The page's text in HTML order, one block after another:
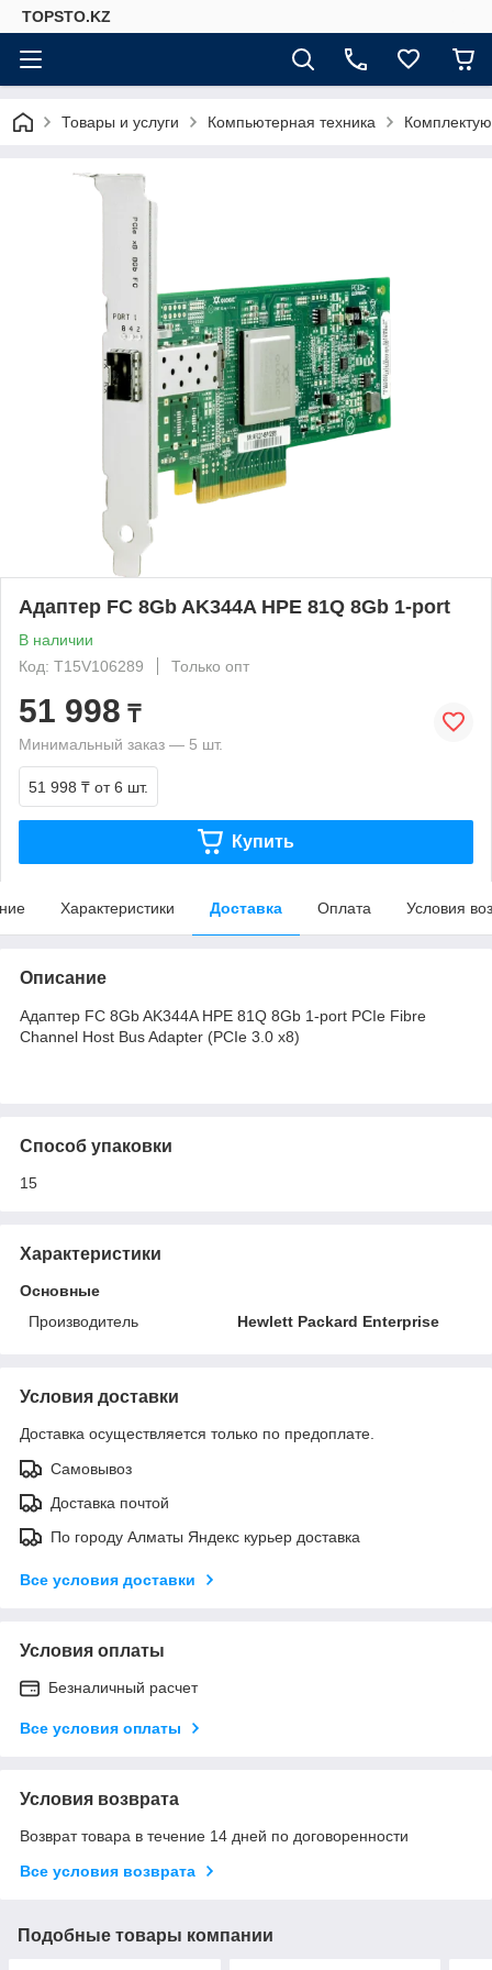
TOPSTO.KZ
Товары и услуги Компьютерная техника
Адаптер FC 8Gb AK344A HPE 81Q 8Gb 1-port
В наличии
Код: T15V106289
Только опт
51 998 ₸
Минимальный заказ — 5 шт.
51 998 ₸ от 6 шт.
Купить
Характеристики Доставка Оплата Условия
Описание
Адаптер FC 8Gb AK344A HPE 81Q 8Gb 1-port PCIe Fibre
Channel Host Bus Adapter (PCIe 3.0 x8)
Способ упаковки
15
Характеристики
Основные
Производитель
Hewlett Packard Enterprise
Условия доставки
Доставка осуществляется только по предоплате.
Самовывоз
Доставка почтой
По городу Алматы Яндекс курьер доставка
Все условия доставки
Условия оплаты
Безналичный расчет
Все условия оплаты
Условия возврата
Возврат товара в течение 14 дней по договоренности
Все условия возврата
Подобные товары компании